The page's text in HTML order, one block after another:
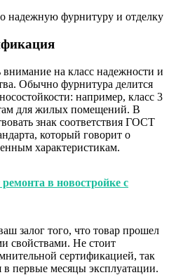
на класс надежности и
Обычно фурнитура делится
например, класс 3
для жилых помещений. В
знак соответствия ГОСТ
который говорит о
характеристикам.
в новостройке с
залог того, что товар прошел
свойствами. Не стоит
сертификацией, так
первые месяцы эксплуатации.